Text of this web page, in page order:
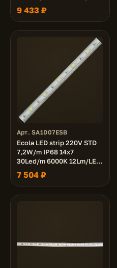
480Lm/m лента 100м.
9 433 ₽
Арт. SA1D07ESB
Ecola LED strip 220V STD
7,2W/m IP68 14x7
30Led/m 6000K 12Lm/LED
360Lm/m лента 100м.
7 504 ₽